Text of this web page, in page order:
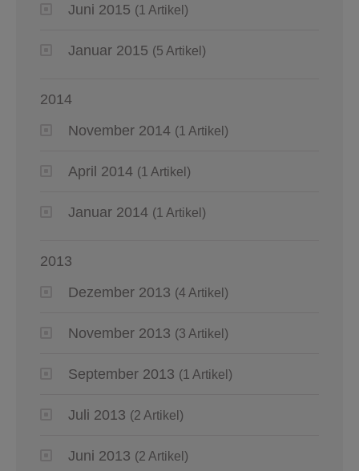
Juni 2015 (1 Artikel)
Januar 2015 (5 Artikel)
2014
November 2014 (1 Artikel)
April 2014 (1 Artikel)
Januar 2014 (1 Artikel)
2013
Dezember 2013 (4 Artikel)
November 2013 (3 Artikel)
September 2013 (1 Artikel)
Juli 2013 (2 Artikel)
Juni 2013 (2 Artikel)